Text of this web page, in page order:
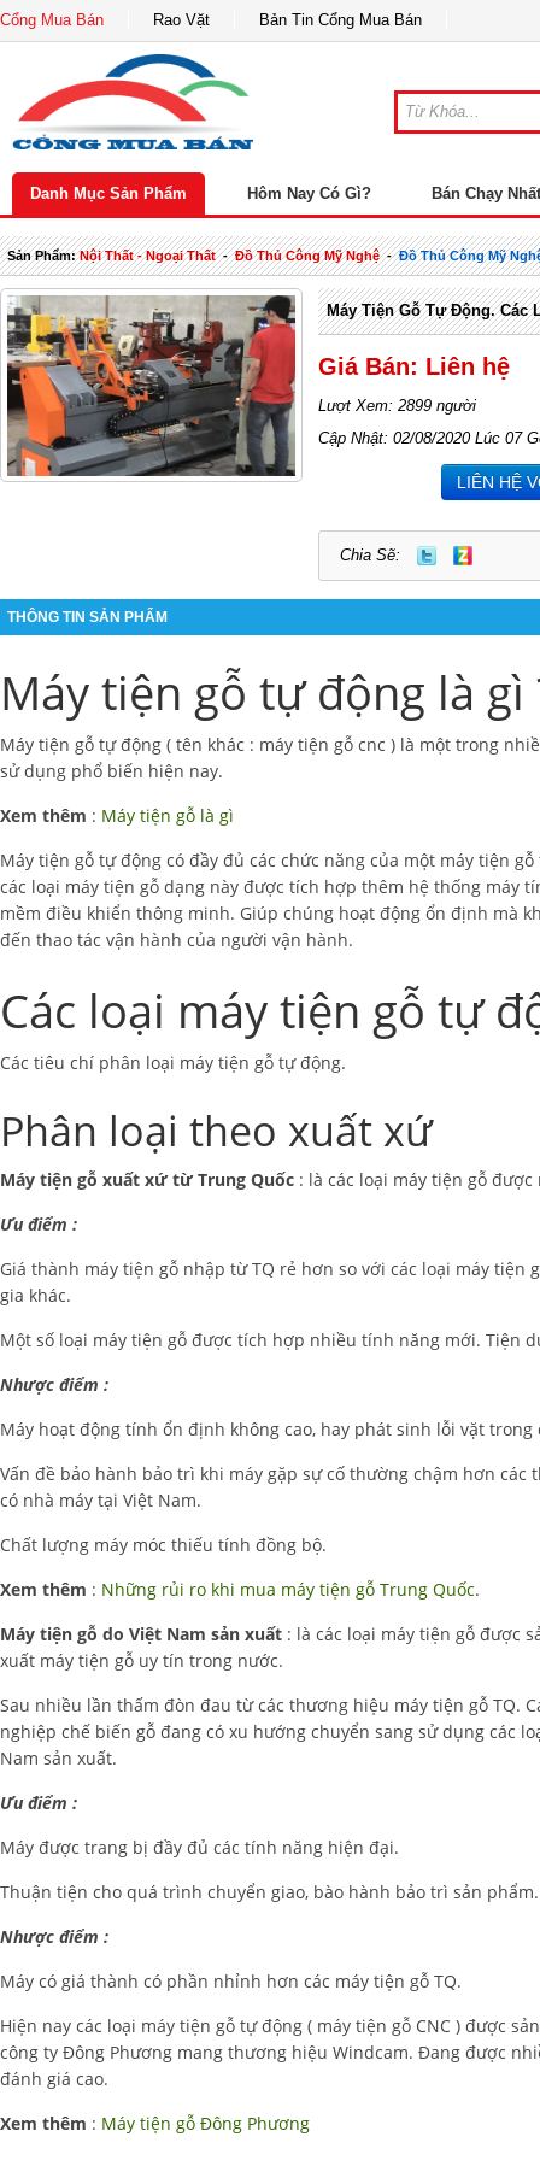
Cổng Mua Bán Rao Vặt Bản Tin Cổng Mua Bán
Danh Mục Sản Phẩm Hôm Nay Có Gì? Bán Chạy Nhất
Sản Phẩm:Nội Thất - Ngoại Thất-Đồ Thủ Công Mỹ Nghệ-Đồ Thủ Công Mỹ
Máy Tiện Gỗ Tự Động. Các
Giá Bán: Liên hệ
Lượt Xem: 2899 người
Cập Nhật: 02/08/2020 Lúc 07
LIÊN HỆ
Chia Sẽ:
THÔNG TIN SẢN PHẨM
Máy tiện gỗ tự động là gì
Máy tiện gỗ tự động ( tên khác : máy tiện gỗ cnc ) là một trong
sử dụng phổ biến hiện nay.
Xem thêm : Máy tiện gỗ là gì
Máy tiện gỗ tự động có đầy đủ các chức năng của một máy tiện
các loại máy tiện gỗ dạng này được tích hợp thêm hệ thống máy
mềm điều khiển thông minh. Giúp chúng hoạt động ổn định mà
đến thao tác vận hành của người vận hành.
Các loại máy tiện gỗ tự
Các tiêu chí phân loại máy tiện gỗ tự động.
Phân loại theo xuất xứ
Máy tiện gỗ xuất xứ từ Trung Quốc : là các loại máy tiện gỗ
Ưu điểm :
Giá thành máy tiện gỗ nhập từ TQ rẻ hơn so với các loại máy tiện
gia khác.
Một số loại máy tiện gỗ được tích hợp nhiều tính năng mới. Tiện
Nhược điểm :
Máy hoạt động tính ổn định không cao, hay phát sinh lỗi vặt
Vấn đề bảo hành bảo trì khi máy gặp sự cố thường chậm hơn các
có nhà máy tại Việt Nam.
Chất lượng máy móc thiếu tính đồng bộ.
Xem thêm : Những rủi ro khi mua máy tiện gỗ Trung Quốc.
Máy tiện gỗ do Việt Nam sản xuất : là các loại máy tiện gỗ được
xuất máy tiện gỗ uy tín trong nước.
Sau nhiều lần thấm đòn đau từ các thương hiệu máy tiện gỗ TQ.
nghiệp chế biến gỗ đang có xu hướng chuyển sang sử dụng các
Nam sản xuất.
Ưu điểm :
Máy được trang bị đầy đủ các tính năng hiện đại.
Thuận tiện cho quá trình chuyển giao, bào hành bảo trì sản phẩm.
Nhược điểm :
Máy có giá thành có phần nhỉnh hơn các máy tiện gỗ TQ.
Hiện nay các loại máy tiện gỗ tự động ( máy tiện gỗ CNC ) được
công ty Đông Phương mang thương hiệu Windcam. Đang được
đánh giá cao.
Xem thêm : Máy tiện gỗ Đông Phương